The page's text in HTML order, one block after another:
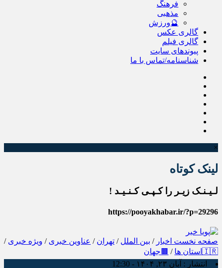
فرهنگ
مذهبی
🔮ورزش
گالری عکس
گالری فیلم
پیوندهای سایت
شناسنامه/تماس با ما
×
لینک کوتاه
لـیـنـک زیـر را کـپـی کـنـیـد !
https://pooyakhabar.ir/?p=29296
صفحه نخست اخبار / بین الملل / تهران / عناوین خبری / ویژه خبری /
🇮🇷استان ها
/ 🟫جهان
انتشار : آبان ۲۳, ۱۴۰۴ - 12:30